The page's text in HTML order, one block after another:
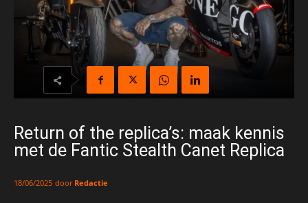
Return of the replica’s: maak kennis
met de Fantic Stealth Canet Replica
18/06/2025 door Redactie